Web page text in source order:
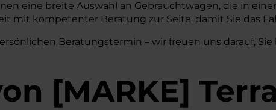
eine breite Auswahl an Gebrauchtwagen, die in
mit kompetenter Beratung zur Seite, damit Sie das
Beratungstermin – wir freuen uns darauf,
[MARKE]